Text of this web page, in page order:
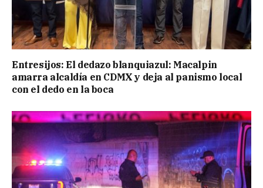
Entresijos: El dedazo blanquiazul: Macalpin
amarra alcaldía en CDMX y deja al panismo local
con el dedo en la boca